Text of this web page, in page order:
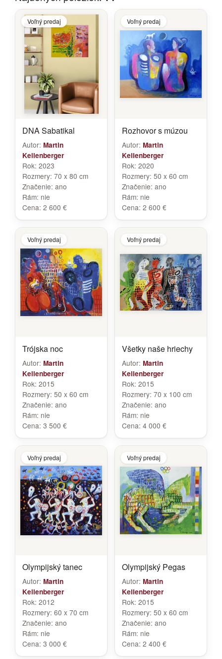
Voľný predaj
DNA Sabatikal
Autor: Martin
Kellenberger
Rok: 2023
Rozmery: 70 x 80 cm
Značenie: ano
Rám: nie
Cena: 2 600 €
Voľný predaj
Rozhovor s múzou
Autor: Martin
Kellenberger
Rok: 2020
Rozmery: 50 x 60 cm
Značenie: ano
Rám: nie
Cena: 2 600 €
Voľný predaj
Trójska noc
Autor: Martin
Kellenberger
Rok: 2015
Rozmery: 50 x 60 cm
Značenie: ano
Rám: nie
Cena: 3 500 €
Voľný predaj
Všetky naše hriechy
Autor: Martin
Kellenberger
Rok: 2015
Rozmery: 70 x 100 cm
Značenie: ano
Rám: nie
Cena: 4 000 €
Voľný predaj
Olympijský tanec
Autor: Martin
Kellenberger
Rok: 2012
Rozmery: 60 x 70 cm
Značenie: ano
Rám: nie
Cena: 3 000 €
Voľný predaj
Olympijský Pegas
Autor: Martin
Kellenberger
Rok: 2015
Rozmery: 50 x 60 cm
Značenie: ano
Rám: nie
Cena: 2 400 €